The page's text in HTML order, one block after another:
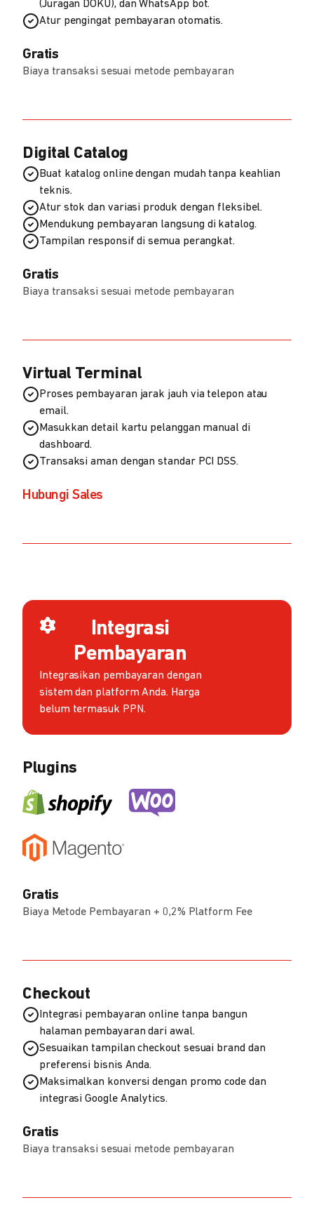
(Juragan DOKU), dan WhatsApp bot.
Atur pengingat pembayaran otomatis.
Gratis
Biaya transaksi sesuai metode pembayaran
Digital Catalog
Buat katalog online dengan mudah tanpa keahlian
teknis.
Atur stok dan variasi produk dengan fleksibel.
Mendukung pembayaran langsung di katalog.
Tampilan responsif di semua perangkat.
Gratis
Biaya transaksi sesuai metode pembayaran
Virtual Terminal
Proses pembayaran jarak jauh via telepon atau
email.
Masukkan detail kartu pelanggan manual di
dashboard.
Transaksi aman dengan standar PCI DSS.
Hubungi Sales
Integrasi
Pembayaran
Integrasikan pembayaran dengan
sistem dan platform Anda. Harga
belum termasuk PPN.
Plugins
Gratis
Biaya Metode Pembayaran + 0,2% Platform Fee
Checkout
Integrasi pembayaran online tanpa bangun
halaman pembayaran dari awal.
Sesuaikan tampilan checkout sesuai brand dan
preferensi bisnis Anda.
Maksimalkan konversi dengan promo code dan
integrasi Google Analytics.
Gratis
Biaya transaksi sesuai metode pembayaran